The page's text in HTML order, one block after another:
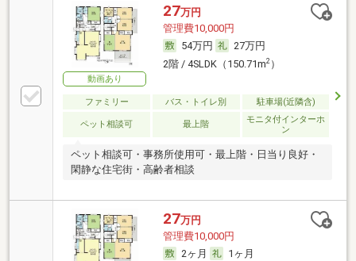
動画あり
27万円
管理費10,000円
54万円
27万円
2階 / 4SLDK（150.71m2）
ファミリー バス・トイレ別 駐車場(近隣含)
ペット相談可 最上階
モニタ付インターホ
ン
ペット相談可・事務所使用可・最上階・日当り良好・
閑静な住宅街・高齢者相談
27万円
管理費10,000円
2ヶ月
1ヶ月